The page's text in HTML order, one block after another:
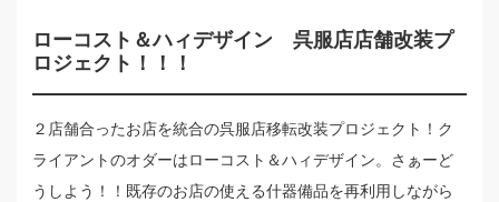
ローコスト＆ハィデザイン 呉服店店舗改装プ
ロジェクト！！！
２店舗合ったお店を統合の呉服店移転改装プロジェクト！ク
ライアントのオダーはローコスト＆ハィデザイン。さぁーど
うしよう！！既存のお店の使える什器備品を再利用しながら